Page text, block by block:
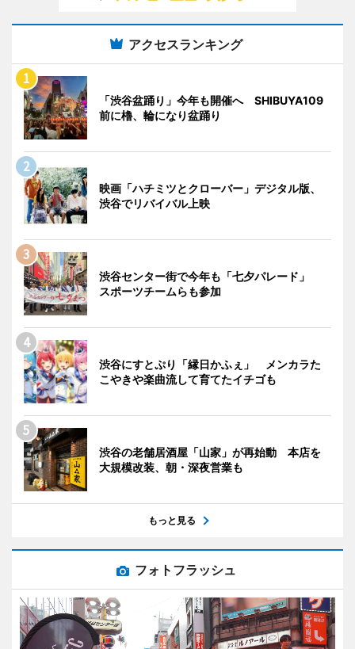
アクセスランキング
「渋谷盆踊り」今年も開催へ SHIBUYA109
前に櫓、輪になり盆踊り
映画「ハチミツとクローバー」デジタル版、
渋谷でリバイバル上映
渋谷センター街で今年も「七夕パレード」
スポーツチームらも参加
渋谷にすとぷり「縁日かふぇ」 メンカラた
こやきや楽曲流して育てたイチゴも
渋谷の老舗居酒屋「山家」が再始動 本店を
大規模改装、朝・深夜営業も
もっと見る
フォトフラッシュ